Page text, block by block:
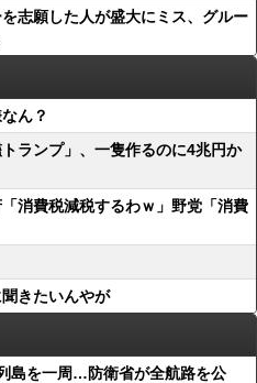
志願した人が盛大にミス、グルー
ん？
ランプ」、一隻作るのに4兆円か
消費税減税するわｗ」野党「消費
きたいんやが
島を一周…防衛省が全航路を公